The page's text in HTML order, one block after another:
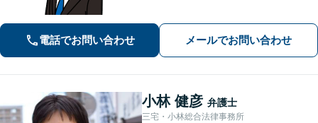
り、最善を尽くします。「相談者様に
寄り添い親身に対応」【個室対応／守
秘義務厳守】
電話でお問い合わせ メールでお問い合わせ
小林 健彦 弁護士
三宅・小林総合法律事務所